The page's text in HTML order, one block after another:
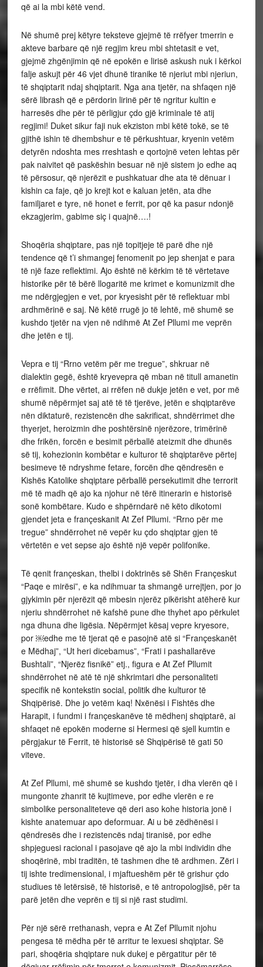
që ai la mbi këtë vend.
Në shumë prej këtyre teksteve gjejmë të rrëfyer tmerrin e
akteve barbare që një regjim kreu mbi shtetasit e vet,
gjejmë zhgënjimin që në epokën e lirisë askush nuk i kërkoi
falje askujt për 46 vjet dhunë tiranike të njeriut mbi njeriun,
të shqiptarit ndaj shqiptarit. Nga ana tjetër, na shfaqen një
sërë librash që e përdorin lirinë për të ngritur kultin e
harresës dhe për të përligjur çdo gjë kriminale të atij
regjimi! Duket sikur faji nuk ekziston mbi këtë tokë, se të
gjithë ishin të dhembshur e të përkushtuar, kryenin vetëm
detyrën ndoshta mes rreshtash e qortojnë veten lehtas për
pak naivitet që paskëshin besuar në një sistem jo edhe aq
të përsosur, që njerëzit e pushkatuar dhe ata të dënuar i
kishin ca faje, që jo krejt kot e kaluan jetën, ata dhe
familjaret e tyre, në honet e ferrit, por që ka pasur ndonjë
ekzagjerim, gabime siç i quajnë….!
Shoqëria shqiptare, pas një topitjeje të parë dhe një
tendence që t’i shmangej fenomenit po jep shenjat e para
të një faze reflektimi. Ajo është në kërkim të të vërtetave
historike për të bërë llogaritë me krimet e komunizmit dhe
me ndërgjegjen e vet, por kryesisht për të reflektuar mbi
ardhmërinë e saj. Në këtë rrugë jo të lehtë, më shumë se
kushdo tjetër na vjen në ndihmë At Zef Pllumi me veprën
dhe jetën e tij.
Vepra e tij “Rrno vetëm për me tregue”, shkruar në
dialektin gegë, është kryevepra që mban në titull amanetin
e rrëfimit. Dhe vërtet, ai rrëfen në dukje jetën e vet, por më
shumë nëpërmjet saj atë të të tjerëve, jetën e shqiptarëve
nën diktaturë, rezistencën dhe sakrificat, shndërrimet dhe
thyerjet, heroizmin dhe poshtërsinë njerëzore, trimërinë
dhe frikën, forcën e besimit përballë ateizmit dhe dhunës
së tij, kohezionin kombëtar e kulturor të shqiptarëve përtej
besimeve të ndryshme fetare, forcën dhe qëndresën e
Kishës Katolike shqiptare përballë persekutimit dhe terrorit
më të madh që ajo ka njohur në tërë itinerarin e historisë
sonë kombëtare. Kudo e shpërndarë në këto dikotomi
gjendet jeta e françeskanit At Zef Pllumi. “Rrno për me
tregue” shndërrohet në vepër ku çdo shqiptar gjen të
vërtetën e vet sepse ajo është një vepër polifonike.
Të qenit françeskan, thelbi i doktrinës së Shën Françeskut
“Paqe e mirësi”, e ka ndihmuar ta shmangë urrejtjen, por jo
gjykimin për njerëzit që mbesin njerëz pikërisht atëherë kur
njeriu shndërrohet në kafshë pune dhe thyhet apo përkulet
nga dhuna dhe ligësia. Nëpërmjet kësaj vepre kryesore,
por ￼edhe me të tjerat që e pasojnë atë si “Françeskanët
e Mëdhaj”, “Ut heri dicebamus”, “Frati i pashallarëve
Bushtali”, “Njerëz fisnikë” etj., figura e At Zef Pllumit
shndërrohet në atë të një shkrimtari dhe personaliteti
specifik në kontekstin social, politik dhe kulturor të
Shqipërisë. Dhe jo vetëm kaq! Nxënësi i Fishtës dhe
Harapit, i fundmi i françeskanëve të mëdhenj shqiptarë, ai
shfaqet në epokën moderne si Hermesi që sjell kumtin e
përgjakur të Ferrit, të historisë së Shqipërisë të gati 50
viteve.
At Zef Pllumi, më shumë se kushdo tjetër, i dha vlerën që i
mungonte zhanrit të kujtimeve, por edhe vlerën e re
simbolike personaliteteve që deri aso kohe historia jonë i
kishte anatemuar apo deformuar. Ai u bë zëdhënësi i
qëndresës dhe i rezistencës ndaj tiranisë, por edhe
shpjeguesi racional i pasojave që ajo la mbi individin dhe
shoqërinë, mbi traditën, të tashmen dhe të ardhmen. Zëri i
tij ishte tredimensional, i mjaftueshëm për të grishur çdo
studiues të letërsisë, të historisë, e të antropologjisë, për ta
parë jetën dhe veprën e tij si një rast studimi.
Për një sërë rrethanash, vepra e At Zef Pllumit njohu
pengesa të mëdha për të arritur te lexuesi shqiptar. Së
pari, shoqëria shqiptare nuk dukej e përgatitur për të